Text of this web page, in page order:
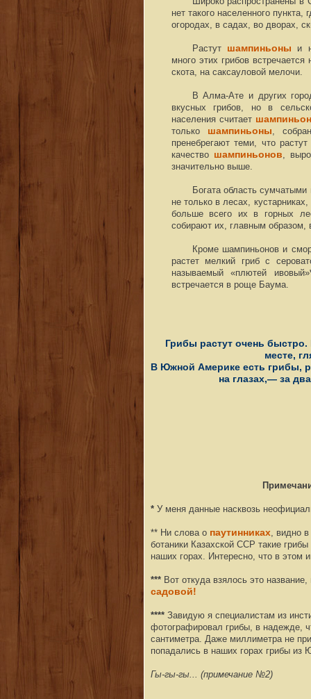
нет такого населенного
огородах, в садах, во дворах,
Растут шампиньоны и
много этих грибов
скота, на саксауловой мелочи.
В Алма-Ате и других
вкусных грибов, но в
населения считает
только шампиньоны ,
пренебрегают теми, что
качествошампиньонов ,
значительно выше.
Богата область
не только в лесах,
больше всего их в горных
собирают их, главным образом,
Кроме шампиньонов и
растет мелкий гриб с
называемый «плютей ивовый»
встречается в роще Баума.
Грибы растут очень
месте,
В Южной Америке есть грибы,
на глазах,— за
*У меня данные насквозь
** Ни слова опаутинниках, видно в
ботаники Казахской ССР такие
наших горах. Интересно, что в этом
*** Вот откуда взялось это
садовой!
**** Завидую я специалистам из
фотографировал грибы, в надежде,
сантиметра. Даже миллиметра не
попадались в наших горах грибы из
Гы-гы-гы... (примечание №2)